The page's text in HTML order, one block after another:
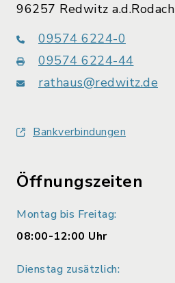
96257 Redwitz a.d.Rodach
09574 6224-0
09574 6224-44
rathaus@redwitz.de
Bankverbindungen
Öffnungszeiten
Montag bis Freitag:
08:00-12:00 Uhr
Dienstag zusätzlich: